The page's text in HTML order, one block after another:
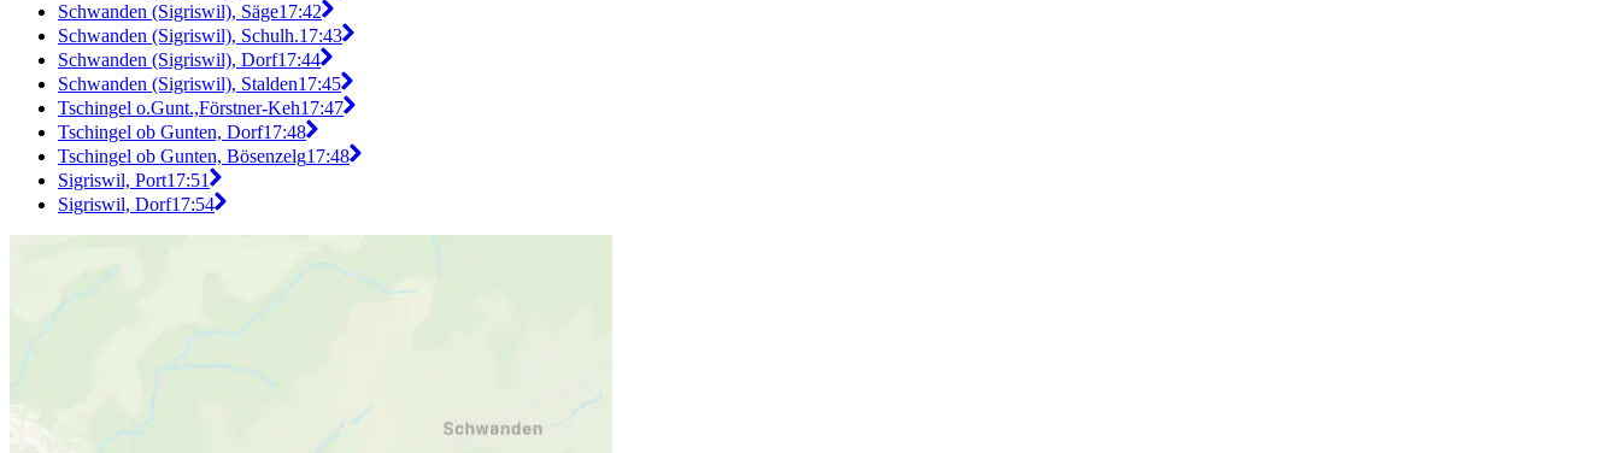
Schwanden (Sigriswil), Säge17:42
Schwanden (Sigriswil), Schulh.17:43
Schwanden (Sigriswil), Dorf17:44
Schwanden (Sigriswil), Stalden17:45
Tschingel o.Gunt.,Förstner-Keh17:47
Tschingel ob Gunten, Dorf17:48
Tschingel ob Gunten, Bösenzelg17:48
Sigriswil, Port17:51
Sigriswil, Dorf17:54